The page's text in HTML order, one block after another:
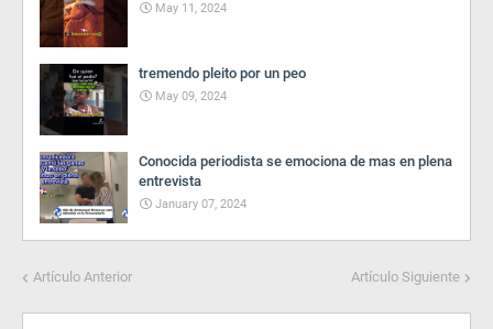
May 11, 2024
tremendo pleito por un peo
May 09, 2024
Conocida periodista se emociona de mas en plena
entrevista
January 07, 2024
Artículo Anterior Artículo Siguiente